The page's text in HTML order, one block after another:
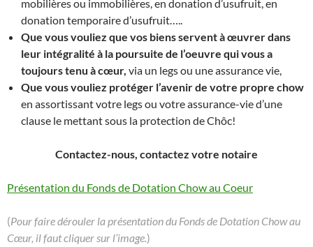
mobilières ou immobilières, en donation d’usufruit, en
donation temporaire d’usufruit…..
Que vous vouliez que vos biens servent à œuvrerdans
leur intégralité à la poursuite de l’oeuvre qui vous a
toujours tenu à cœur, via un legs ou une assurance vie,
Que vous vouliez protéger l’avenir de votre propre chow
en assortissant votre legs ou votre assurance-vie d’une
clause le mettant sous la protection de Chôc!
Contactez-nous, contactez votre notaire
Présentation du Fonds de Dotation Chow au Coeur
(Pour faire dérouler la présentation du Fonds de Dotation Chow au
Cœur, il faut cliquer sur l’image.)